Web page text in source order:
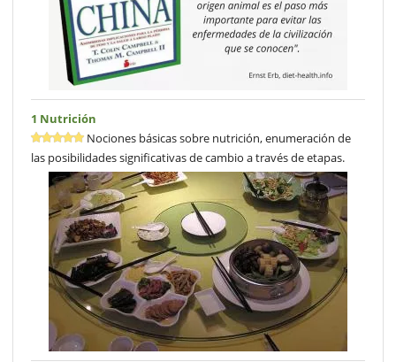
1 Nutrición
Nociones básicas sobre nutrición, enumeración de
las posibilidades significativas de cambio a través de etapas.